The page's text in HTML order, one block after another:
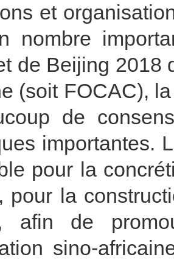
et
nombre
de Beijing 2018
(soit FOCAC),
de
importantes.
pour la
pour la
afin de
sino-